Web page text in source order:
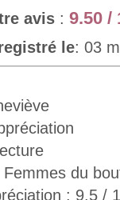
avis : 9.50 /
le: 03
Femmes du
: 9.5 /